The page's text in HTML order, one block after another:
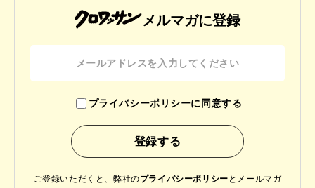
メルマガに登録
プライバシーポリシーに同意する
ご登録いただくと、弊社のプライバシーポリシー と メールマガ